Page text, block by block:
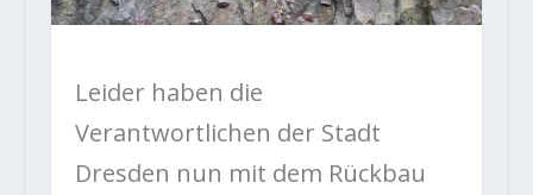
Leider haben die
Verantwortlichen der Stadt
Dresden nun mit dem Rückbau